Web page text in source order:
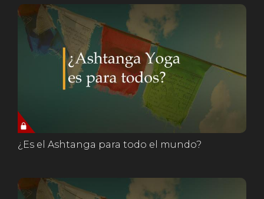
¿Es el Ashtanga para todo el mundo?